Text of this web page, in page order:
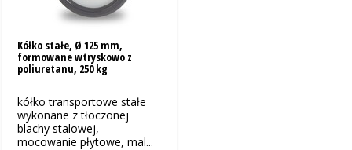
Kółko stałe, Ø 125 mm,
formowane wtryskowo z
poliuretanu, 250 kg
kółko transportowe stałe
wykonane z tłoczonej
blachy stalowej,
mocowanie płytowe, mal...